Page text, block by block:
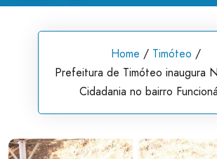
Home / Timóteo /
Prefeitura de Timóteo inaugura
Cidadania no bairro